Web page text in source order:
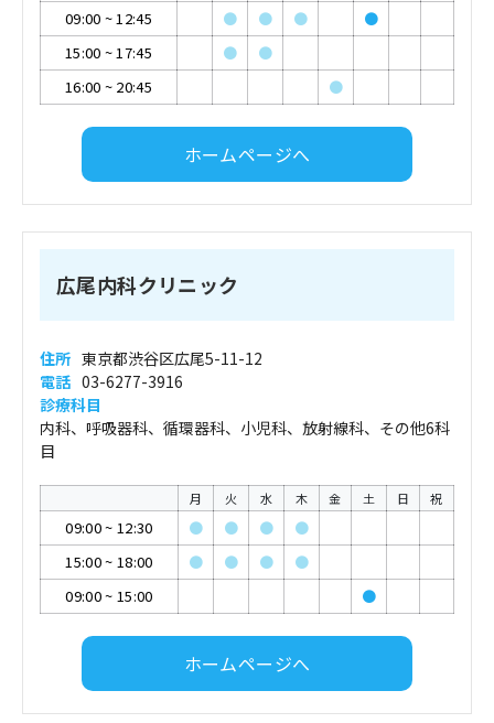
09:00 ~12:45 ● ● ●
●
15:00 ~17:45 ●
●
16:00 ~ 20:45 ●
ホームページへ
広尾内科クリニック
住所 東京都渋谷区広尾5-11-12
電話 03-6277-3916
診療科目
内科、呼吸器科、循環器科、小児科、放射線科、その他6科
目
月 火 水 木 金 土 日 祝
09:00~ 12:30 ● ● ●
●
15:00~ 18:00 ● ● ●
●
09:00~ 15:00 ●
ホームページへ